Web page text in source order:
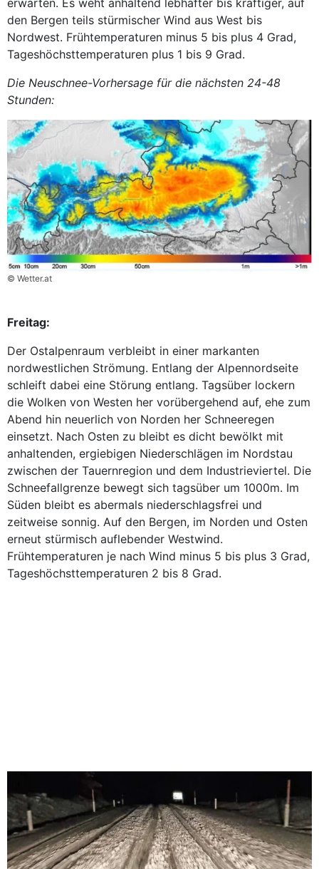
erwarten. Es weht anhaltend lebhafter bis kräftiger, auf
den Bergen teils stürmischer Wind aus West bis
Nordwest. Frühtemperaturen minus 5 bis plus 4 Grad,
Tageshöchsttemperaturen plus 1 bis 9 Grad.
Die Neuschnee-Vorhersage für die nächsten 24-48
Stunden:
© Wetter.at
Freitag:
Der Ostalpenraum verbleibt in einer markanten
nordwestlichen Strömung. Entlang der Alpennordseite
schleift dabei eine Störung entlang. Tagsüber lockern
die Wolken von Westen her vorübergehend auf, ehe zum
Abend hin neuerlich von Norden her Schneeregen
einsetzt. Nach Osten zu bleibt es dicht bewölkt mit
anhaltenden, ergiebigen Niederschlägen im Nordstau
zwischen der Tauernregion und dem Industrieviertel. Die
Schneefallgrenze bewegt sich tagsüber um 1000m. Im
Süden bleibt es abermals niederschlagsfrei und
zeitweise sonnig. Auf den Bergen, im Norden und Osten
erneut stürmisch auflebender Westwind.
Frühtemperaturen je nach Wind minus 5 bis plus 3 Grad,
Tageshöchsttemperaturen 2 bis 8 Grad.